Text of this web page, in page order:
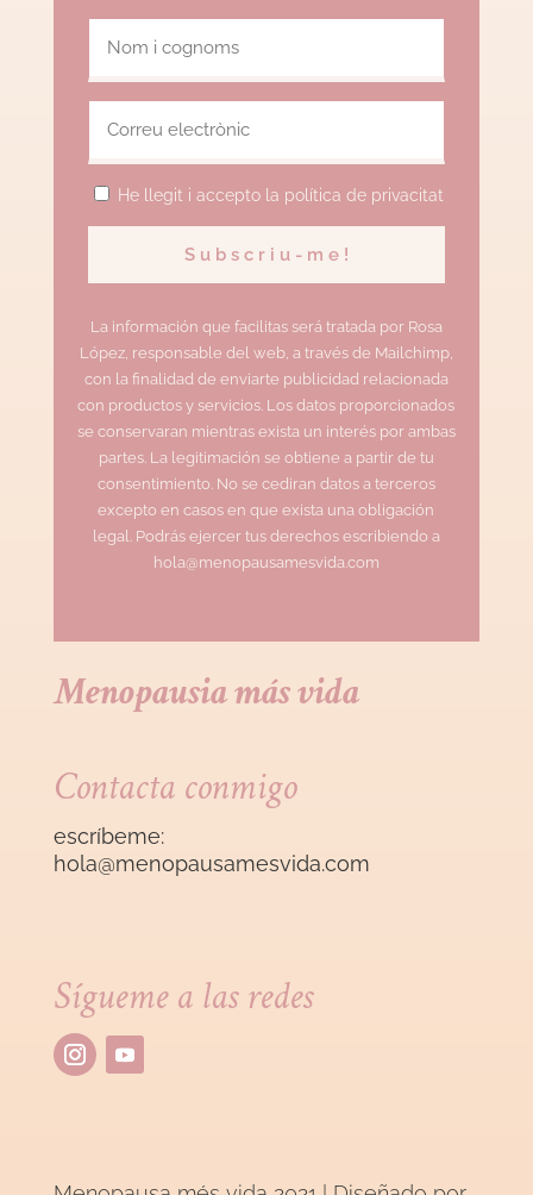
He llegit i accepto la política de privacitat
La información que facilitas será tratada por Rosa
López, responsable del web, a través de Mailchimp,
con la finalidad de enviarte publicidad relacionada
con productos y servicios. Los datos proporcionados
se conservaran mientras exista un interés por ambas
partes. La legitimación se obtiene a partir de tu
consentimiento. No se cediran datos a terceros
excepto en casos en que exista una obligación
legal. Podrás ejercer tus derechos escribiendo a
hola@menopausamesvida.com
Menopausia más vida
Contacta conmigo
escríbeme:
hola@menopausamesvida.com
Sígueme a las redes